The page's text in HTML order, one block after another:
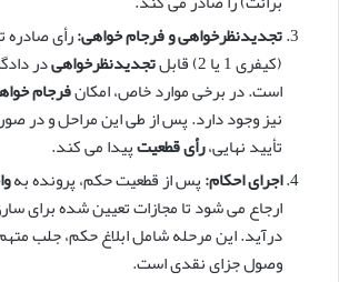
تجدیدنظرخواهی و فرجام خواهی:رأی صادره
(کیفری 1 یا 2) قابل
تجدیدنظرخواهیدر
است. در برخی موارد خاص، امکانفرجام
نیز وجود دارد. پس از طی این مراحل و در
تأیید نهایی،رأی قطعیتپیدا می کند.
اجرای احکام:پس از قطعیت حکم، پرونده به
ارجاع می شود تا مجازات تعیین شده برای
درآید. این مرحله شامل ابلاغ حکم، جلب
وصول جزای نقدی است.